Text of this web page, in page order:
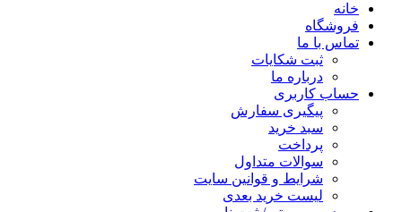
خانه
فروشگاه
تماس با ما
ثبت شکایات
درباره ما
حساب کاربری
پیگیری سفارش
سبد خرید
پرداخت
سوالات متداول
شرایط و قوانین سایت
لیست خرید بعدی